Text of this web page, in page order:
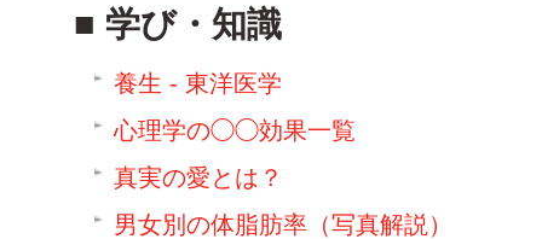
学び・知識
養生 - 東洋医学
心理学の◯◯効果一覧
真実の愛とは？
男女別の体脂肪率（写真解説）